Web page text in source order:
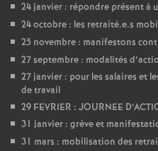
24 janvier : répondre présent à
24 octobre : les retraité.e.s
25 novembre : manifestons
27 septembre : modalités
27 janvier : pour les salaires et
de travail
29 FEVRIER : JOURNEE
31 janvier : grève et
31 mars : mobilisation des